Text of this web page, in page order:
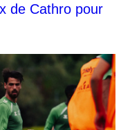
de Cathro pour